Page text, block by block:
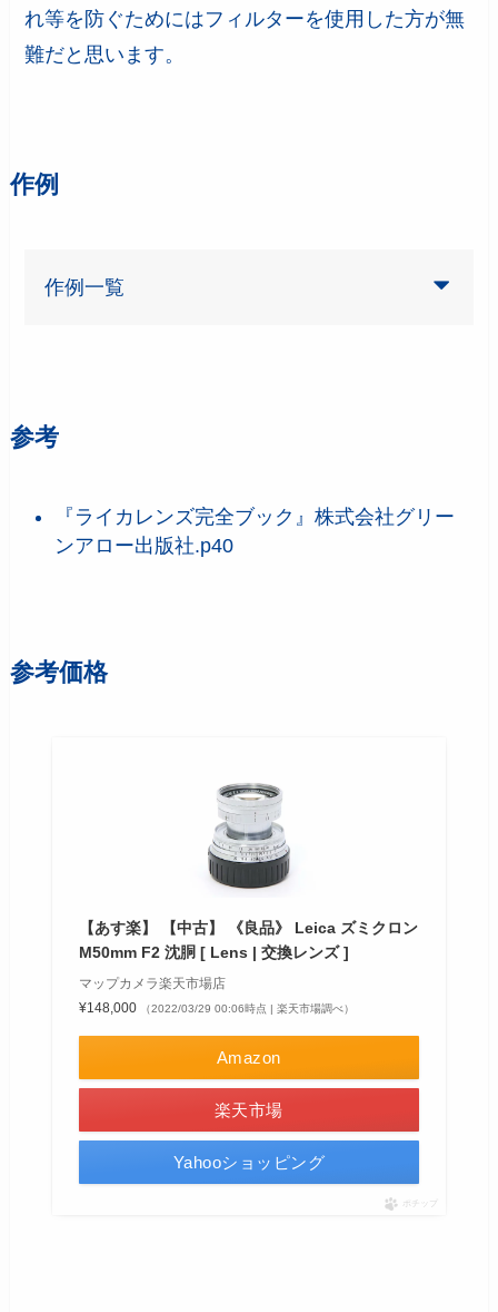
れ等を防ぐためにはフィルターを使用した方が無
難だと思います。
作例
作例一覧
）50mmf2
参考
『ライカレンズ完全ブック』株式会社グリー
ンアロー出版社.p40
参考価格
【あす楽】 【中古】 《良品》 Leica ズミクロン
M50mm F2 沈胴 [ Lens | 交換レンズ ]
マップカメラ楽天市場店
¥148,000
（2022/03/29 00:06時点 | 楽天市場調べ）
Amazon
楽天市場
Yahooショッピング
ポチップ